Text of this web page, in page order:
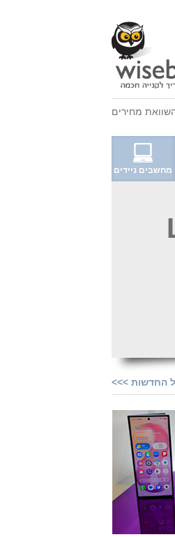
מחירים
מחשבים ניידים
החדשות >>>